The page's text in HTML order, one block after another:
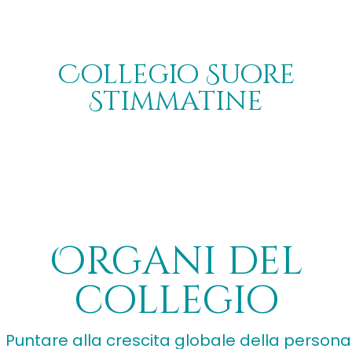
Collegio Suore
Stimmatine
Organi del
collegio
Puntare alla crescita globale della persona